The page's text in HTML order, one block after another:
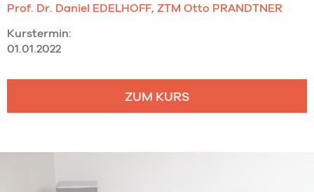
Prof. Dr. Daniel EDELHOFF, ZTM Otto PRANDTNER
Kurstermin:
01.01.2022
ZUM KURS